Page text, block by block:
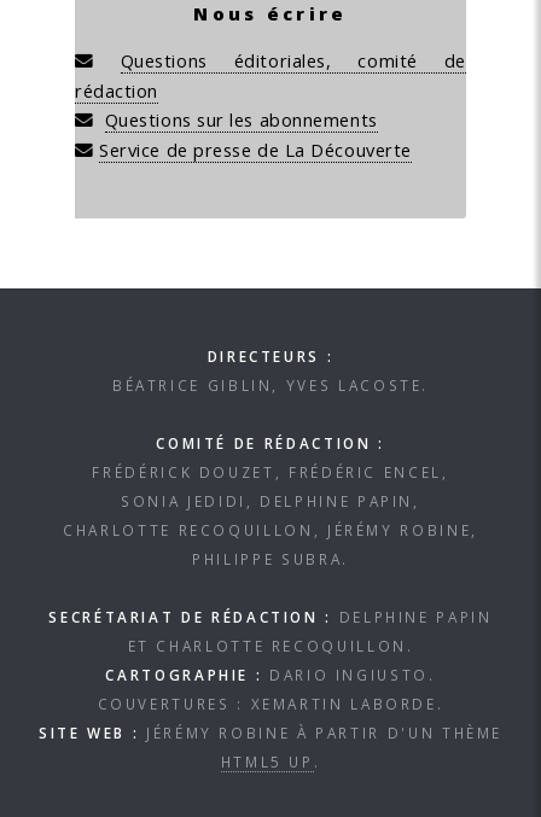
Nous écrire
Questions éditoriales, comité de
rédaction
Questions sur les abonnements
Service de presse de La Découverte
DIRECTEURS :
BÉATRICE GIBLIN, YVES LACOSTE.
COMITÉ DE RÉDACTION :
FRÉDÉRICK DOUZET, FRÉDÉRIC ENCEL,
SONIA JEDIDI, DELPHINE PAPIN,
CHARLOTTE RECOQUILLON, JÉRÉMY ROBINE,
PHILIPPE SUBRA.
SECRÉTARIAT DE RÉDACTION :
DELPHINE PAPIN
ET CHARLOTTE RECOQUILLON.
CARTOGRAPHIE :
DARIO INGIUSTO.
COUVERTURES : XEMARTIN LABORDE.
SITE WEB :
JÉRÉMY ROBINE À PARTIR D'UN THÈME
HTML5 UP .